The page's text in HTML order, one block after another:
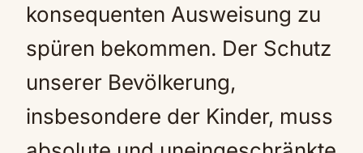
konsequenten Ausweisung zu
spüren bekommen. Der Schutz
unserer Bevölkerung,
insbesondere der Kinder, muss